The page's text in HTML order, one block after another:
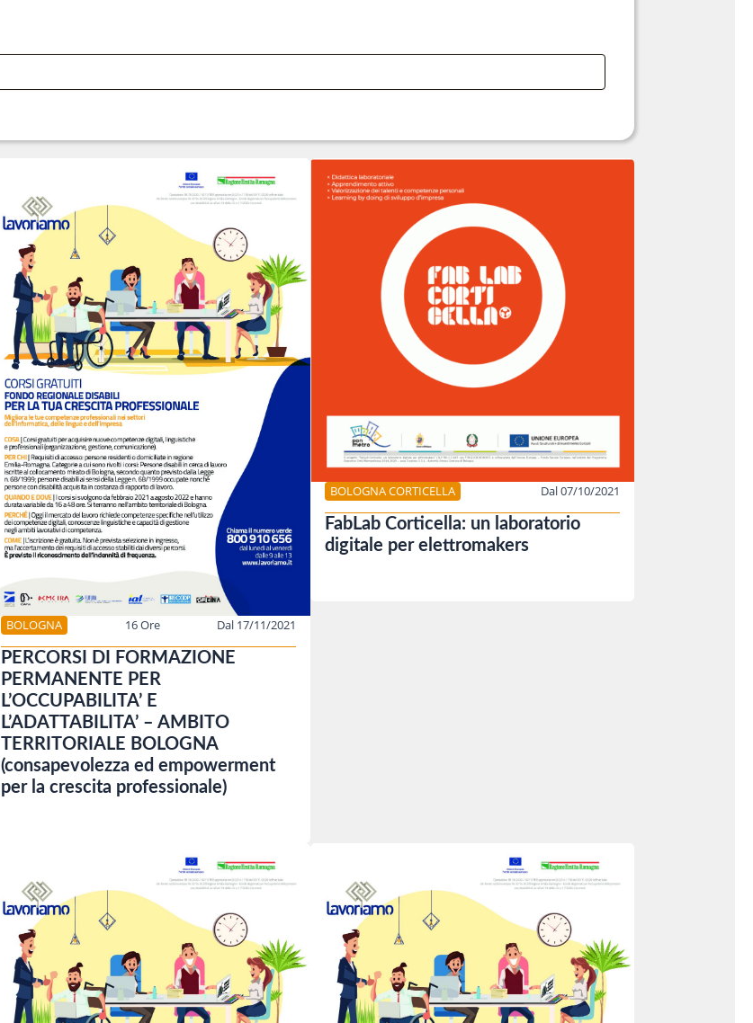
BOLOGNA 16 Ore Dal 17/11/2021
PERCORSI DI FORMAZIONE
PERMANENTE PER
L’OCCUPABILITA’ E
L’ADATTABILITA’ – AMBITO
TERRITORIALE BOLOGNA
(consapevolezza ed empowerment
per la crescita professionale)
BOLOGNA CORTICELLA Dal 07/10/2021
FabLab Corticella: un laboratorio
digitale per elettromakers